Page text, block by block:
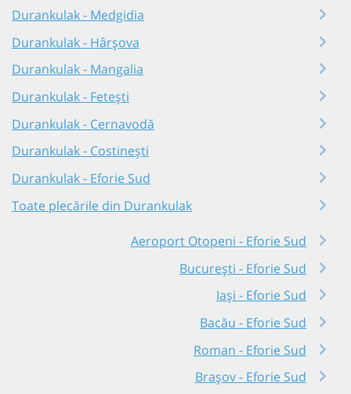
Durankulak - Medgidia
Durankulak - Hârșova
Durankulak - Mangalia
Durankulak - Fetești
Durankulak - Cernavodă
Durankulak - Costinești
Durankulak - Eforie Sud
Toate plecările din Durankulak
Aeroport Otopeni - Eforie Sud
București - Eforie Sud
Iași - Eforie Sud
Bacău - Eforie Sud
Roman - Eforie Sud
Brașov - Eforie Sud